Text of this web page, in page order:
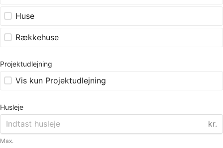
Huse
Rækkehuse
Projektudlejning
Vis kun Projektudlejning
Husleje
kr.
Max.